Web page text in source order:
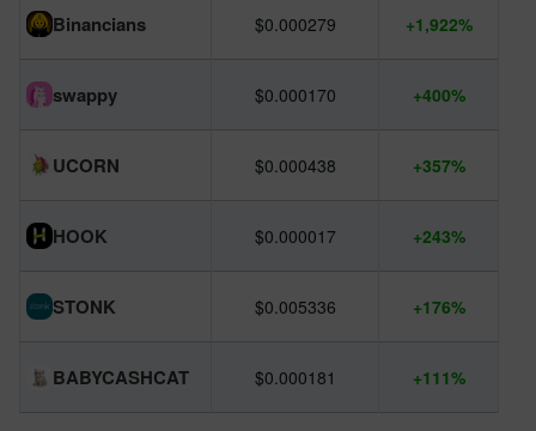
Binancians $0.000279 +1,922%
swappy $0.000170 +400%
UCORN $0.000438 +357%
HOOK $0.000017 +243%
STONK $0.005336 +176%
BABYCASHCAT $0.000181 +111%